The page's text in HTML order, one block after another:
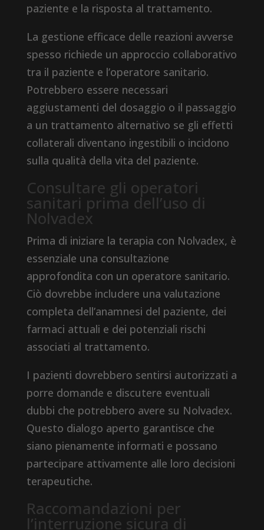
paziente e la risposta al trattamento.
La gestione efficace delle reazioni avverse
spesso richiede un approccio collaborativo
tra il paziente e l’operatore sanitario.
Potrebbero essere necessari
aggiustamenti del dosaggio o il passaggio
a un trattamento alternativo se gli effetti
collaterali diventano ingestibili o incidono
sulla qualità della vita del paziente.
Consultare gli operatori
sanitari prima dell’uso di
Nolvadex
Prima di iniziare la terapia con Nolvadex, è
essenziale una consultazione
approfondita con un operatore sanitario.
Ciò dovrebbe includere una valutazione
completa dell’anamnesi del paziente, dei
farmaci attuali e dei potenziali rischi
associati al trattamento.
I pazienti dovrebbero sentirsi autorizzati a
porre domande e discutere eventuali
dubbi che potrebbero avere su Nolvadex.
Questo dialogo aperto garantisce che
siano pienamente informati e possano
partecipare attivamente alle loro decisioni
terapeutiche.
Raccomandazioni per
l’interruzione sicura di